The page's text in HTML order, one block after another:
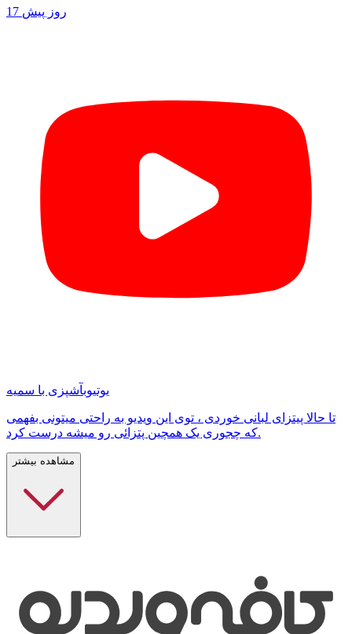
17 روز پیش
یوتیوبآشپزی با سمیه
تا حالا پیتزای لبانی خوردی ، توی این ویدیو به راحتی میتونی بفهمی
که چجوری یک همچین پتزائی رو میشه درست کرد.
مشاهده بیشتر